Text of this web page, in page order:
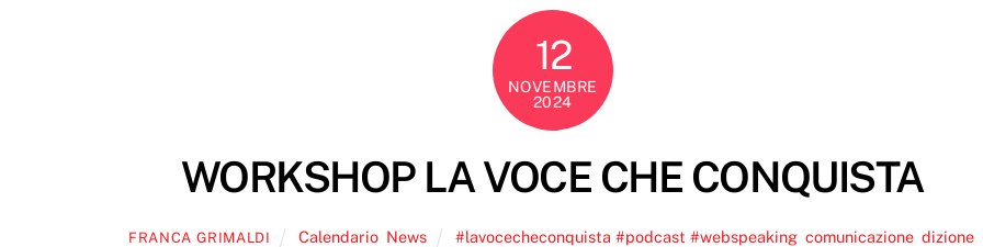
12
NOVEMBRE
2024
WORKSHOP LA VOCE CHE CONQUISTA
FRANCA GRIMALDI Calendario News #lavocecheconquista #podcast #webspeaking, comunicazione, dizione,